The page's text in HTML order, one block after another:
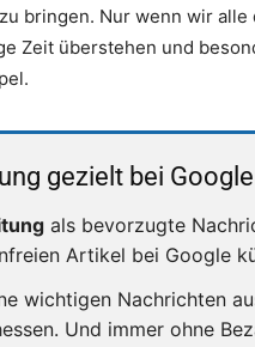
bringen. Nur wenn wir
Zeit überstehen und
gezielt bei
als bevorzugte
Artikel bei Google
wichtigen Nachrichten
Und immer ohne